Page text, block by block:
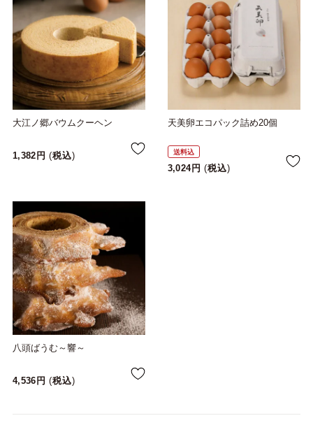
大江ノ郷バウムクーヘン
1,382 税込
天美卵エコパック詰め20個
送料込
3,024 税込
八頭ばうむ～響～
4,536 税込